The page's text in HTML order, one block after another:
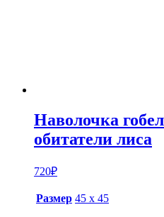
Наволочка
обитатели лиса
720₽
Размер 45 х 45